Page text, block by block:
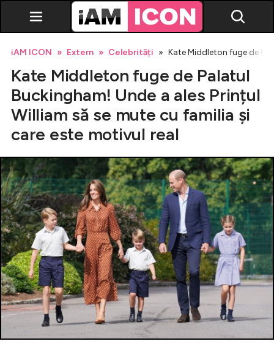
Vedete
Evenimente
Emisiuni TV
Horoscop
Lifestyle
Celebrități
Breaking News
iAM ICON Extern Celebrități Kate Middleton fuge de
Kate Middleton fuge de Palatul
Buckingham! Unde a ales Prințul
William să se mute cu familia și
care este motivul real